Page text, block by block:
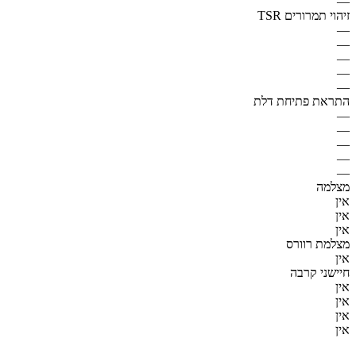
זיהוי תמרורים TSR
—
—
—
—
—
התראת פתיחת דלת
—
—
—
—
—
מצלמה
אין
אין
אין
מצלמת רוורס
אין
חיישני קרבה
אין
אין
אין
אין